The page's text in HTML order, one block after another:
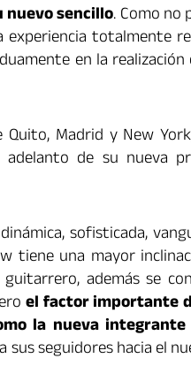
nuevo sencillo. Como no
totalmente
en la
Madrid y New
de su nueva
sofisticada,
tiene una mayor
además se
el factor importante
la nueva
sus seguidores hacia el